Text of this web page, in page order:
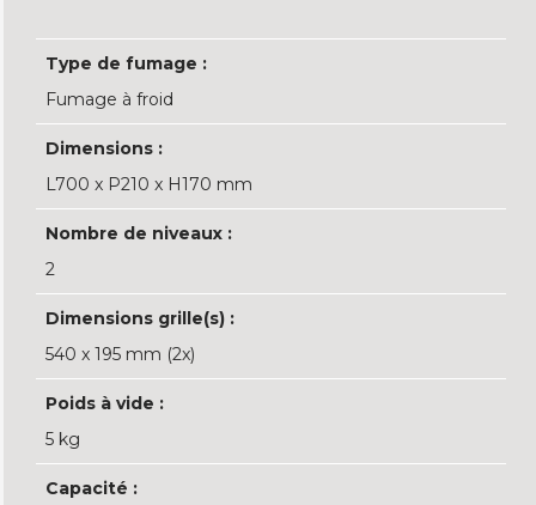
Type de fumage :
Fumage à froid
Dimensions :
L700 x P210 x H170 mm
Nombre de niveaux :
2
Dimensions grille(s) :
540 x 195 mm (2x)
Poids à vide :
5 kg
Capacité :